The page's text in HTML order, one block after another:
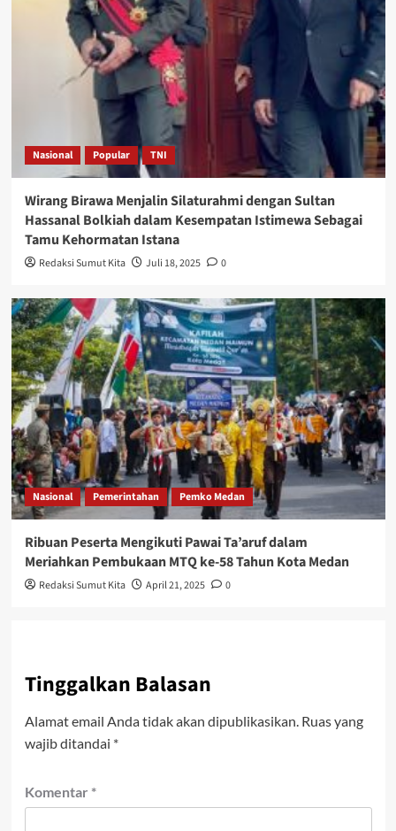
Nasional Popular TNI
Wirang Birawa Menjalin Silaturahmi dengan Sultan
Hassanal Bolkiah dalam Kesempatan Istimewa Sebagai
Tamu Kehormatan Istana
Redaksi Sumut Kita Juli 18, 2025 0
Nasional Pemerintahan Pemko Medan
Ribuan Peserta Mengikuti Pawai Ta’aruf dalam
Meriahkan Pembukaan MTQ ke-58 Tahun Kota Medan
Redaksi Sumut Kita April 21, 2025 0
Tinggalkan Balasan
Alamat email Anda tidak akan dipublikasikan. Ruas yang
wajib ditandai *
Komentar *